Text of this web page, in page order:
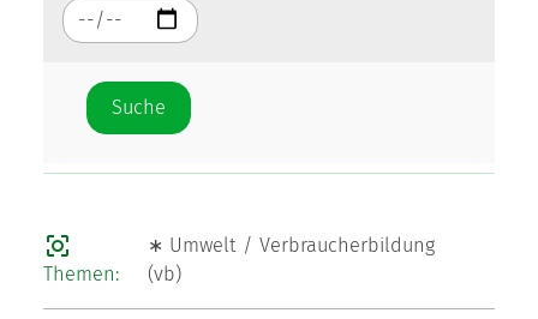
Themen:
∗ Umwelt / Verbraucherbildung
(vb)